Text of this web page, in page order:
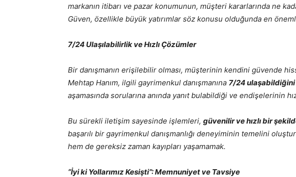
markanın itibarı ve pazar konumunun, müşteri kararlarında ne
Güven, özellikle büyük yatırımlar söz konusu olduğunda en
7/24 Ulaşılabilirlik ve Hızlı Çözümler
Bir danışmanın erişilebilir olması, müşterinin kendini güvende
Mehtap Hanım, ilgili gayrimenkul danışmanına 7/24 ulaşabildiğini
aşamasında sorularına anında yanıt bulabildiği ve endişelerinin
Bu sürekli iletişim sayesinde işlemleri, güvenilir ve hızlı bir
başarılı bir gayrimenkul danışmanlığı deneyiminin temelini
hem de gereksiz zaman kayıpları yaşamamak.
“İyi ki Yollarımız Kesişti”: Memnuniyet ve Tavsiye